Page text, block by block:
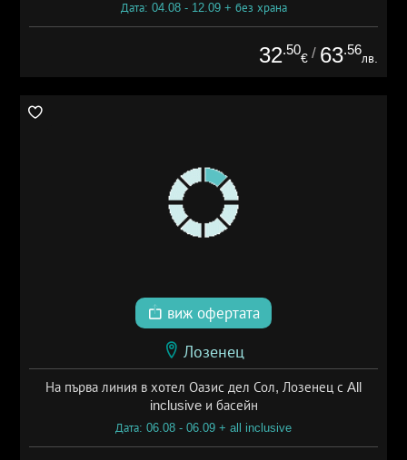
Дата: 04.08 - 12.09 + без храна
32.50
€ / 63.56
лв.
виж офертата
Лозенец
На първа линия в хотел Оазис дел Сол, Лозенец с All
inclusive и басейн
Дата: 06.08 - 06.09 + all inclusive